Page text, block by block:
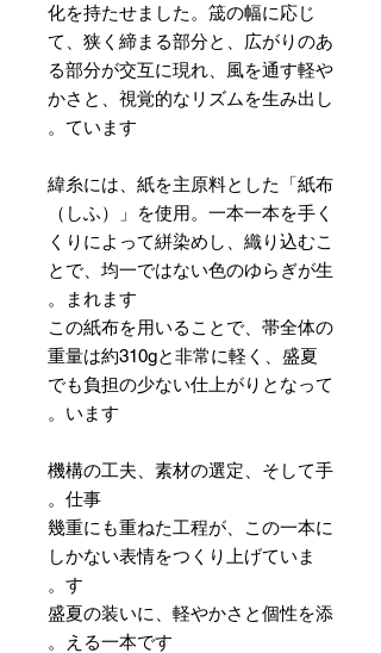
化を持たせました。筬の幅に応じ
て、狭く締まる部分と、広がりのあ
る部分が交互に現れ、風を通す軽や
かさと、視覚的なリズムを生み出し
ています。
緯糸には、紙を主原料とした「紙布
（しふ）」を使用。一本一本を手く
くりによって絣染めし、織り込むこ
とで、均一ではない色のゆらぎが生
まれます。
この紙布を用いることで、帯全体の
重量は約310gと非常に軽く、盛夏
でも負担の少ない仕上がりとなって
います。
機構の工夫、素材の選定、そして手
仕事。
幾重にも重ねた工程が、この一本に
しかない表情をつくり上げていま
す。
盛夏の装いに、軽やかさと個性を添
える一本です。